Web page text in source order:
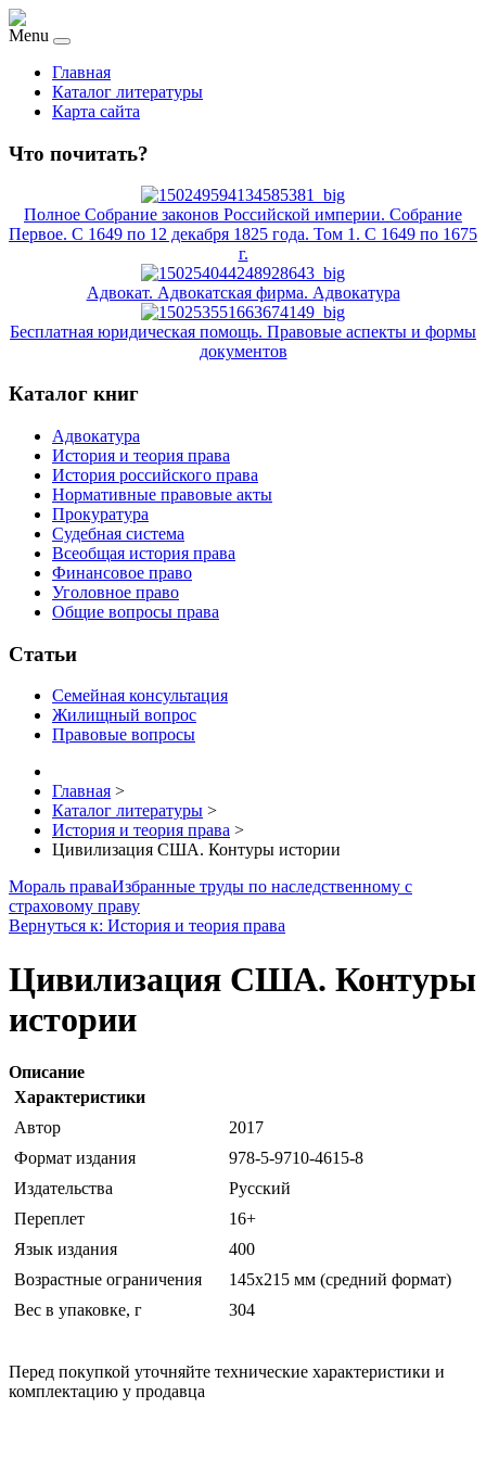
Menu
Главная
Каталог литературы
Карта сайта
Что почитать?
Полное Собрание законов Российской империи. Собрание
Первое. С 1649 по 12 декабря 1825 года. Том 1. С 1649 по 1675
г.
Адвокат. Адвокатская фирма. Адвокатура
Бесплатная юридическая помощь. Правовые аспекты и формы
документов
Каталог книг
Адвокатура
История и теория права
История российского права
Нормативные правовые акты
Прокуратура
Судебная система
Всеобщая история права
Финансовое право
Уголовное право
Общие вопросы права
Статьи
Семейная консультация
Жилищный вопрос
Правовые вопросы
Главная >
Каталог литературы >
История и теория права >
Цивилизация США. Контуры истории
Мораль праваИзбранные труды по наследственному с
страховому праву
Вернуться к: История и теория права
Цивилизация США. Контуры
истории
Описание
Характеристики
Автор
2017
Формат издания
978-5-9710-4615-8
Издательства
Русский
Переплет
16+
Язык издания
400
Возрастные ограничения
145х215 мм (средний формат)
Вес в упаковке, г
304
Перед покупкой уточняйте технические характеристики и
комплектацию у продавца